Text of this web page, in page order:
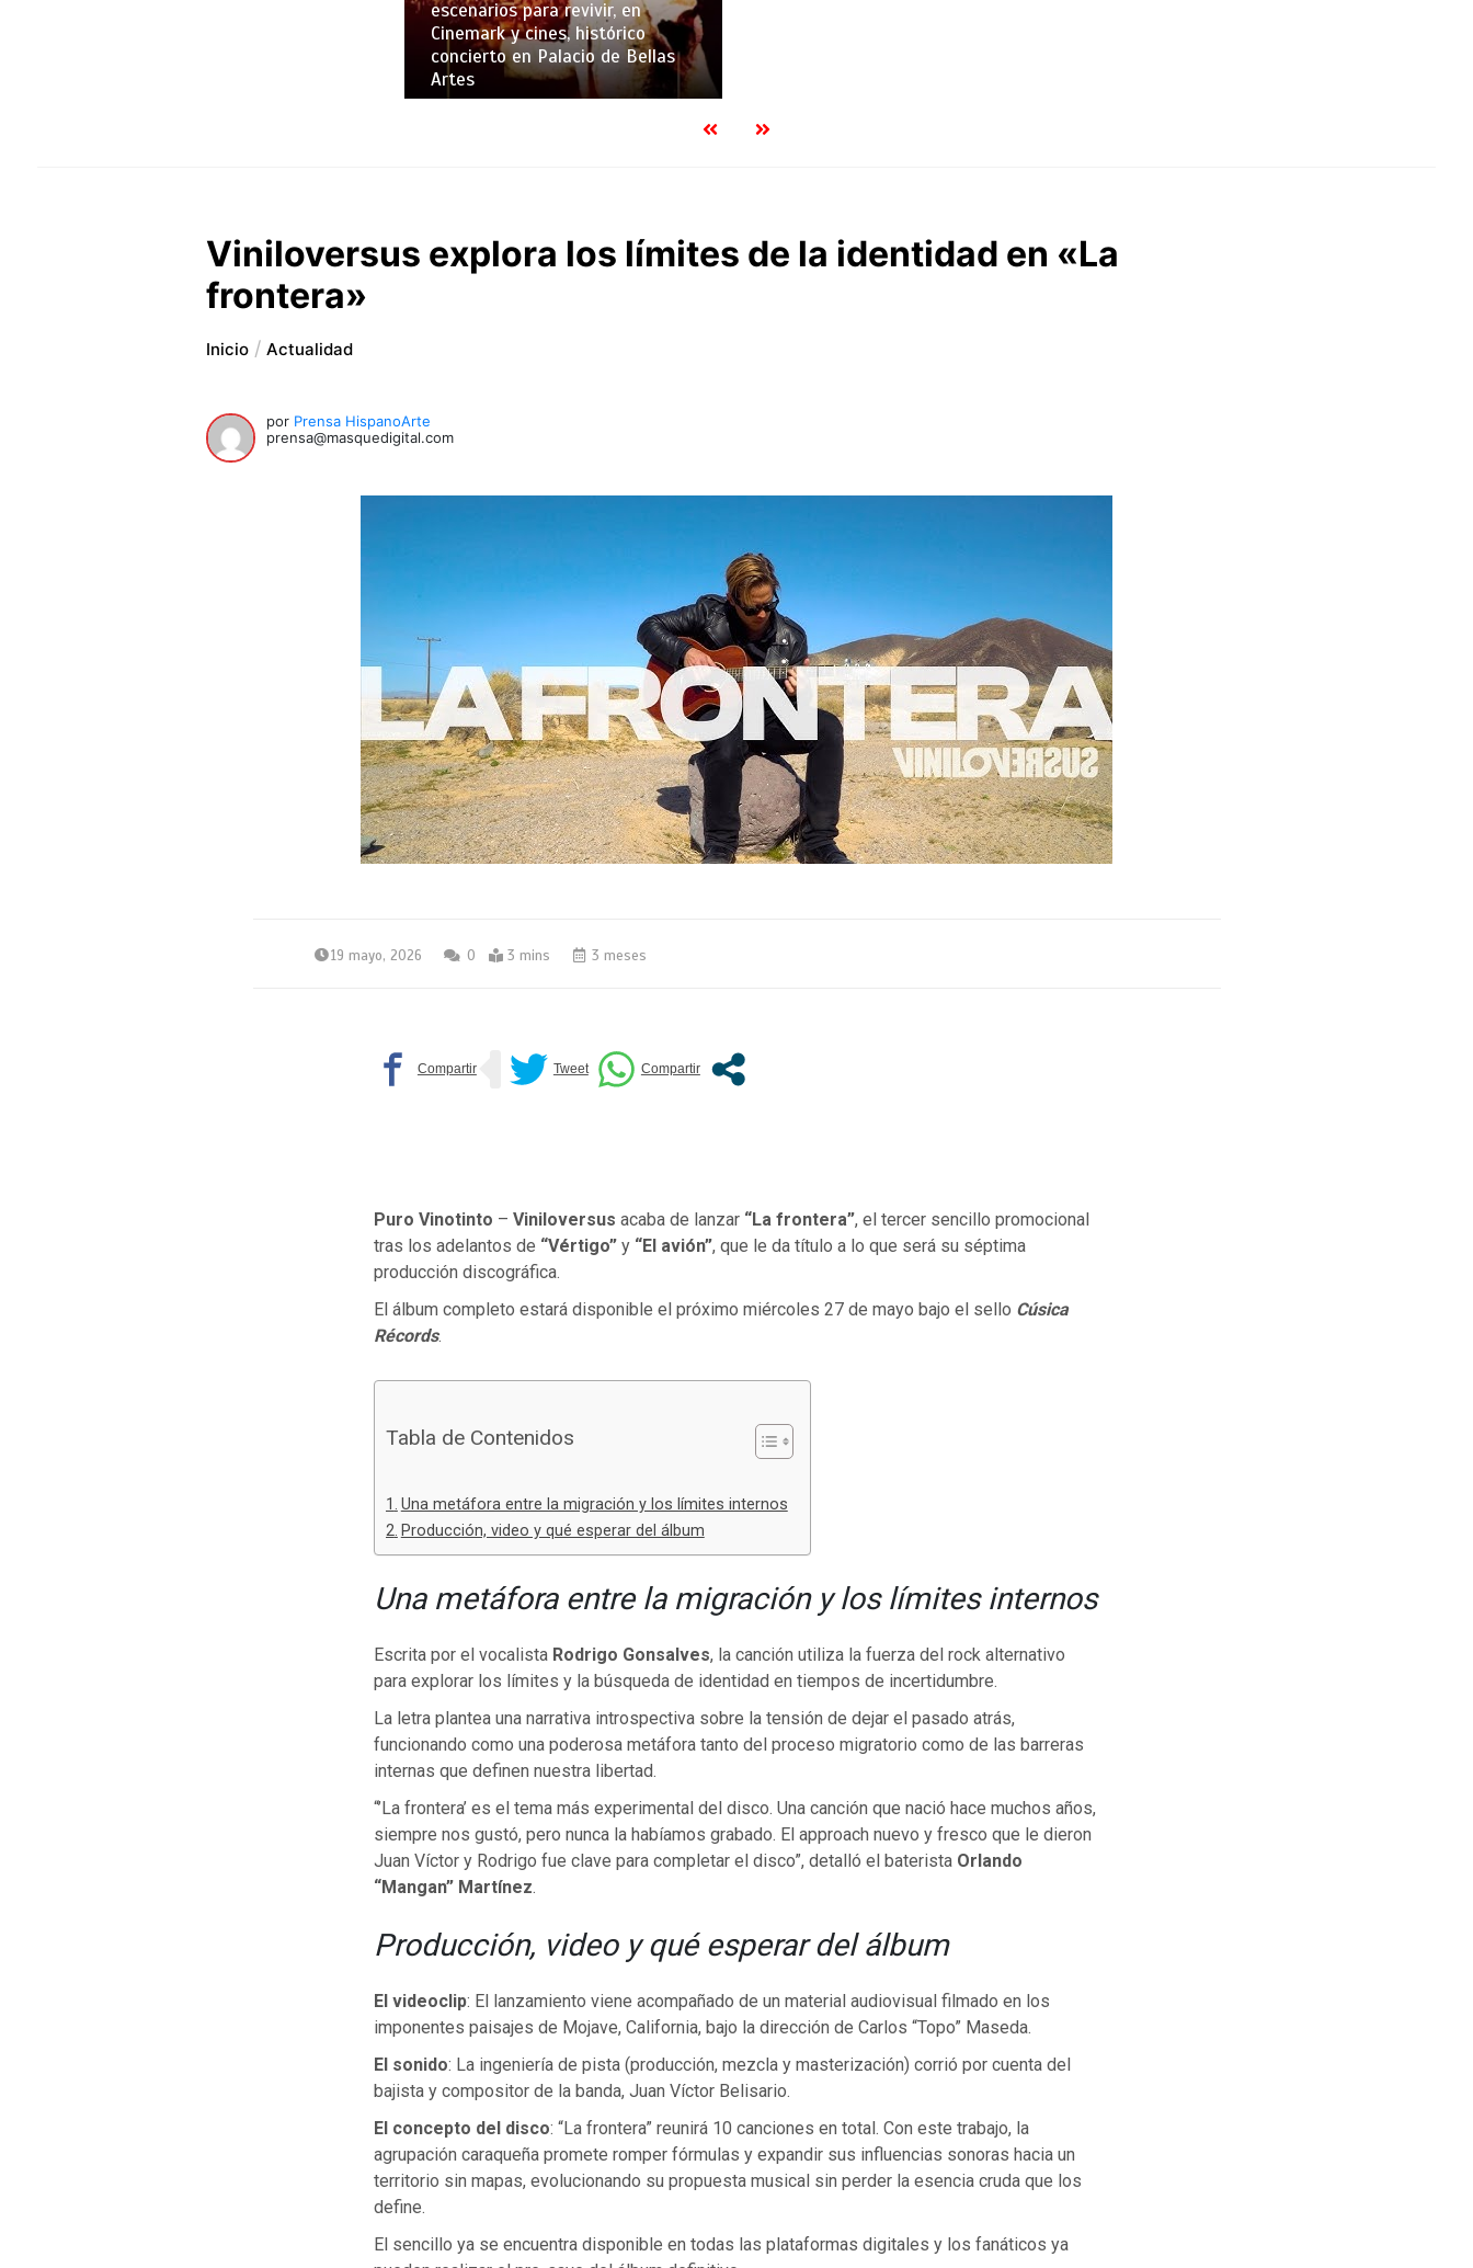
escenarios para revivir, en
Cinemark y cines, histórico
concierto en Palacio de Bellas
Artes
Viniloversus explora los límites de la identidad en «La
frontera»
Inicio Actualidad
por Prensa HispanoArte
prensa@masquedigital.com
19 mayo, 2026 0 3 mins 3 meses
Puro Vinotinto – Viniloversus acaba de lanzar “La frontera”, el tercer sencillo promocional
tras los adelantos de “Vértigo” y“El avión”, que le da título a lo que será su séptima
producción discográfica.
El álbum completo estará disponible el próximo miércoles 27 de mayo bajo el sello Cúsica
Récords.
Tabla de Contenidos
Una metáfora entre la migración y los límites internos
Producción, video y qué esperar del álbum
Una metáfora entre la migración y los límites internos
Escrita por el vocalista Rodrigo Gonsalves, la canción utiliza la fuerza del rock alternativo
para explorar los límites y la búsqueda de identidad en tiempos de incertidumbre.
La letra plantea una narrativa introspectiva sobre la tensión de dejar el pasado atrás,
funcionando como una poderosa metáfora tanto del proceso migratorio como de las barreras
internas que definen nuestra libertad.
“’La frontera’ es el tema más experimental del disco. Una canción que nació hace muchos años,
siempre nos gustó, pero nunca la habíamos grabado. El approach nuevo y fresco que le dieron
Juan Víctor y Rodrigo fue clave para completar el disco”, detalló el baterista Orlando
“Mangan” Martínez.
Producción, video y qué esperar del álbum
El videoclip: El lanzamiento viene acompañado de un material audiovisual filmado en los
imponentes paisajes de Mojave, California, bajo la dirección de Carlos “Topo” Maseda.
El sonido: La ingeniería de pista (producción, mezcla y masterización) corrió por cuenta del
bajista y compositor de la banda, Juan Víctor Belisario.
El concepto del disco: “La frontera” reunirá 10 canciones en total. Con este trabajo, la
agrupación caraqueña promete romper fórmulas y expandir sus influencias sonoras hacia un
territorio sin mapas, evolucionando su propuesta musical sin perder la esencia cruda que los
define.
El sencillo ya se encuentra disponible en todas las plataformas digitales y los fanáticos ya